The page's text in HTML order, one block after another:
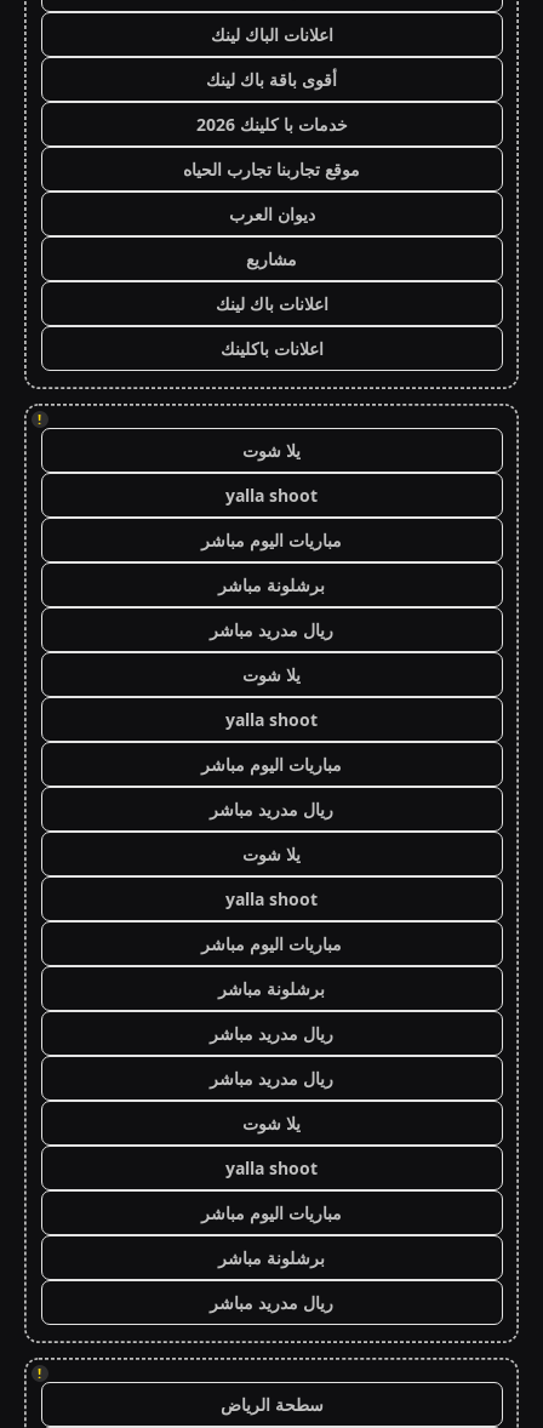
اعلانات الباك لينك
أقوى باقة باك لينك
خدمات با كلينك 2026
موقع تجاربنا تجارب الحياه
ديوان العرب
مشاريع
اعلانات باك لينك
اعلانات باكلينك
!
يلا شوت
yalla shoot
مباريات اليوم مباشر
برشلونة مباشر
ريال مدريد مباشر
يلا شوت
yalla shoot
مباريات اليوم مباشر
ريال مدريد مباشر
يلا شوت
yalla shoot
مباريات اليوم مباشر
برشلونة مباشر
ريال مدريد مباشر
ريال مدريد مباشر
يلا شوت
yalla shoot
مباريات اليوم مباشر
برشلونة مباشر
ريال مدريد مباشر
!
سطحة الرياض